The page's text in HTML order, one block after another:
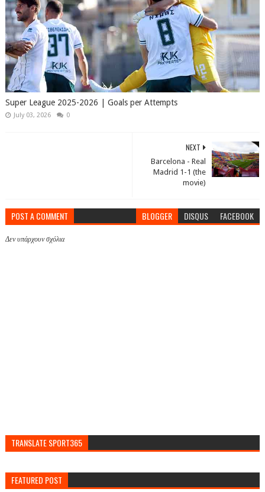
Super League 2025-2026 | Goals per Attempts
July 03, 2026 0
NEXT
Barcelona - Real
Madrid 1-1 (the
movie)
POST A COMMENT BLOGGER DISQUS FACEBOOK
Δεν υπάρχουν σχόλια
TRANSLATE SPORT365
FEATURED POST